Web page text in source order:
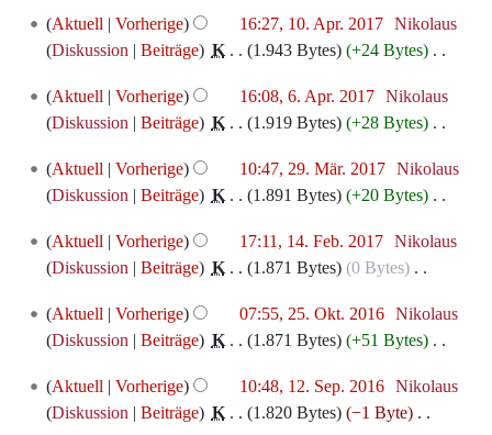
g
s
z
u
a
m
e
n
a
s
s
u
t
u
g
s
z
u
a
m
e
n
a
s
b
e
t
u
g
s
z
u
a
m
e
n
e
a
b
e
t
u
g
s
z
u
a
m
e
B
e
a
b
e
t
u
g
s
z
u
e
i
e
B
e
a
b
e
t
u
g
s
10.
April
Aktuell Vorherige 16:27, 10. Apr. 2017‎ Nikolaus
Diskussion
Beiträge K 1.943 Bytes +24 Bytes ‎
e
i
e
B
e
a
b
e
t
u
6.
April
Aktuell Vorherige 16:08, 6. Apr. 2017‎ Nikolaus
Diskussion
Beiträge K 1.919 Bytes +28 Bytes ‎
e
i
e
B
e
a
b
e
29.
März
Aktuell Vorherige 10:47, 29. Mär. 2017‎ Nikolaus
Diskussion
Beiträge K 1.891 Bytes +20 Bytes ‎
e
i
e
B
e
a
14.
Februar
Aktuell Vorherige 17:11, 14. Feb. 2017‎ Nikolaus
Diskussion
Beiträge K 1.871 Bytes 0 Bytes ‎
e
i
e
B
25.
Oktober
Aktuell Vorherige 07:55, 25. Okt. 2016‎ Nikolaus
Diskussion
Beiträge K 1.871 Bytes +51 Bytes ‎
e
i
12.
September
Aktuell Vorherige 10:48, 12. Sep. 2016‎ Nikolaus
Diskussion
Beiträge K 1.820 Bytes −1 Byte ‎